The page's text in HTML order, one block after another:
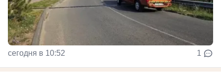
сегодня в 10:52 1